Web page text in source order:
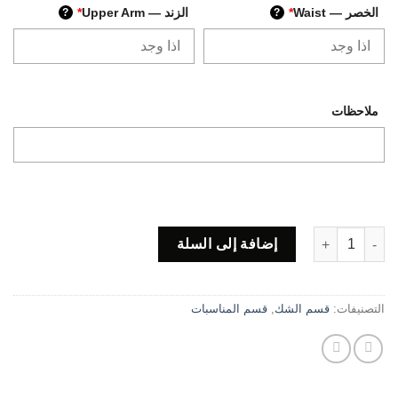
الزند — Upper Arm *
? الخصر — Waist *
?
ملاحظات
إضافة إلى السلة
التصنيفات: قسم الشك قسم المناسبات